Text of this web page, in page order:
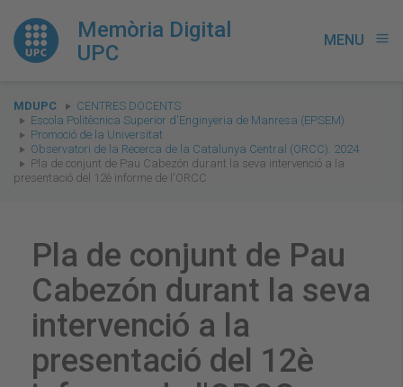
Memòria Digital
UPC
MENU menu
You
are
here:
MDUPC
CENTRES DOCENTS
Escola Politècnica Superior d'Enginyeria de Manresa (EPSEM)
Promoció de la Universitat
Observatori de la Recerca de la Catalunya Central (ORCC). 2024
Pla de conjunt de Pau Cabezón durant la seva intervenció a la
presentació del 12è informe de l'ORCC
Pla de conjunt de Pau
Cabezón durant la seva
intervenció a la
presentació del 12è